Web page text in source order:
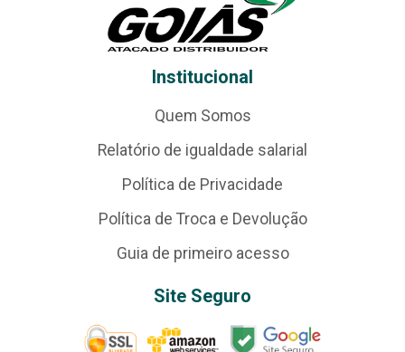
Institucional
Quem Somos
Relatório de igualdade salarial
Política de Privacidade
Política de Troca e Devolução
Guia de primeiro acesso
Site Seguro